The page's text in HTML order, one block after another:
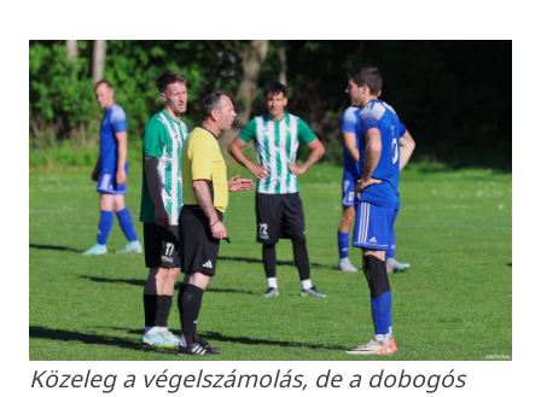
Közeleg a végelszámolás, de a dobogós